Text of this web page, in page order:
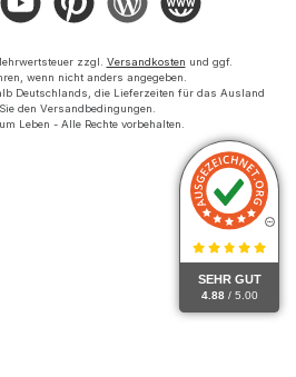
SEHR GUT
4.88 / 5.00
YouTube Pinterest Blog Die BERG App
zzgl. Versandkosten und ggf.
wenn nicht anders angegeben.
Deutschlands, die Lieferzeiten für das Ausland
den Versandbedingungen.
Leben - Alle Rechte vorbehalten.